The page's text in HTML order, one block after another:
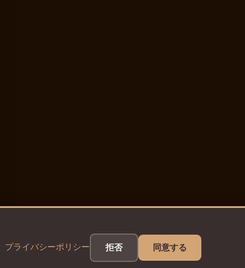
プライバシーポリシー 拒否 同意する